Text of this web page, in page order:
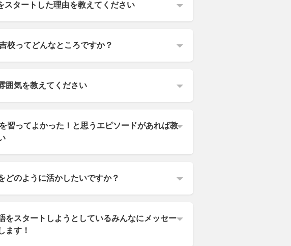
スタートした理由を教えてください
校ってどんなところですか？
囲気を教えてください
習ってよかった！と思うエピソードがあれば教
どのように活かしたいですか？
をスタートしようとしているみんなにメッセー
ます！